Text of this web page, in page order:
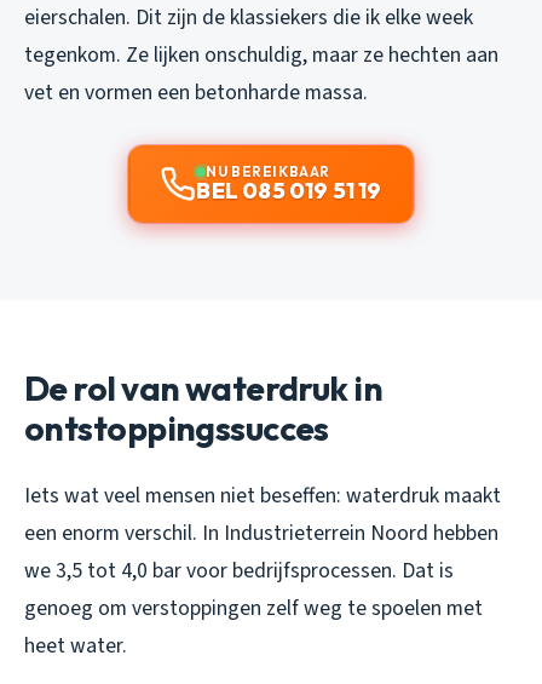
eierschalen. Dit zijn de klassiekers die ik elke week
tegenkom. Ze lijken onschuldig, maar ze hechten aan
vet en vormen een betonharde massa.
NU BEREIKBAAR
BEL 085 019 51 19
De rol van waterdruk in
ontstoppingssucces
Iets wat veel mensen niet beseffen: waterdruk maakt
een enorm verschil. In Industrieterrein Noord hebben
we 3,5 tot 4,0 bar voor bedrijfsprocessen. Dat is
genoeg om verstoppingen zelf weg te spoelen met
heet water.